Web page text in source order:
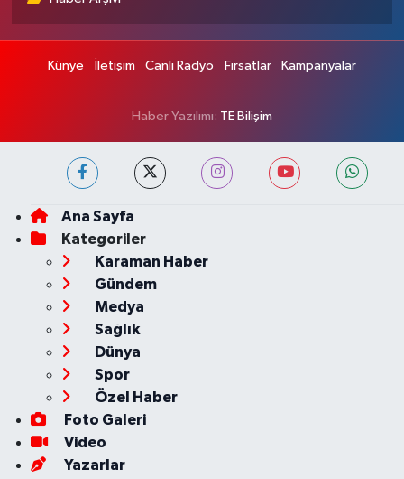
Künye İletişim Canlı Radyo Fırsatlar Kampanyalar
Haber Yazılımı: TE Bilişim
Ana Sayfa
Kategoriler
Karaman Haber
Gündem
Medya
Sağlık
Dünya
Spor
Özel Haber
Foto Galeri
Video
Yazarlar